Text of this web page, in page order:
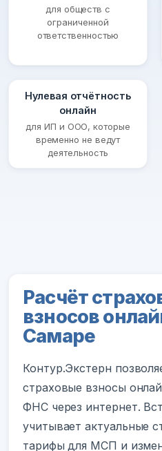
для обществ с
ограниченной
ответственностью
Нулевая отчётность
онлайн
для ИП и ООО, которые
временно не ведут
деятельность
Расчёт
взносов
Самаре
Контур.Экстерн
страховые взносы
ФНС через интернет.
учитывает актуальные
тарифы для МСП и